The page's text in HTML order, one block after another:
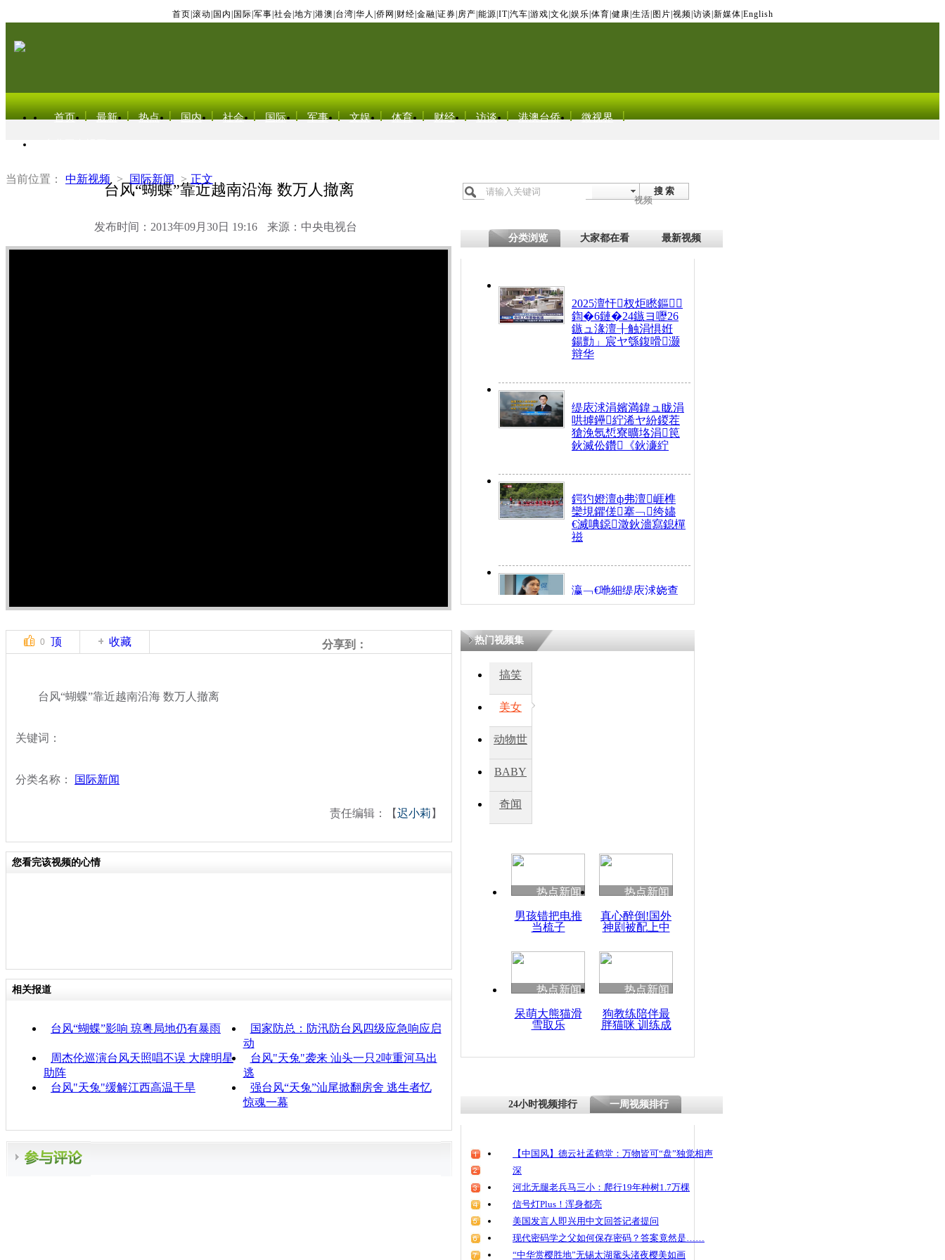
首页 滚动 国内 国际 军事 社会 地方 港澳 台湾 华人 侨网 财经 金融 证券 房产 能源 IT| 汽车 游戏 文化 娱乐 体育 健康 生活 图片 视频 访谈 新媒体 English
首页 最新 热点 国内 社会 国际 军事 文娱 体育 财经 访谈 港澳台侨 微视界
当前位置： 中新视频 > 国际新闻 > 正文
台风“蝴蝶”靠近越南沿海 数万人撤离
发布时间：2013年09月30日 19:16 来源：中央电视台
搜 索
视频
分类浏览 大家都在看 最新视频
2025澶忓杈炬矁鏂
鍧�6鏈�24鏃ヨ嚦26
鏃ュ湪澶╂触涓惧姙
鍚勯」宸ヤ綔鍑嗗灏
辩华
缇庡浗涓嬪満鍏ュ眬涓
哄摢鑸紵浠ヤ紛鍐茬
獊浼氬惁寮曠垎涓笢
鈥滅伀鑽《鈥濓紵
鍔犳嬁澶ф弗澶崕榫
欒垷鑺傞搴﹁绔嬧
€滅唺鐚澂鈥濇寫鎴樿
禌
瀛﹁€咃細缇庡浗娆查
€间笢鍗椾簹涓庝腑鍥
瘑灞€
0 顶 收藏 分享到：
台风“蝴蝶”靠近越南沿海 数万人撤离
关键词：
分类名称： 国际新闻
责任编辑：【迟小莉 】
您看完该视频的心情
相关报道
台风“蝴蝶”影响 琼粤局地仍有暴雨
国家防总：防汛防台风四级应急响应启
动
周杰伦巡演台风天照唱不误 大牌明星
助阵
台风"天兔"袭来 汕头一只2吨重河马出
逃
台风"天兔"缓解江西高温干旱
强台风“天兔”汕尾掀翻房舍 逃生者忆
惊魂一幕
热门视频集
搞笑
美女
动物世
BABY
秀
奇闻
热点新闻
男孩错把电推
当梳子
热点新闻
真心醉倒!国外
神剧被配上中
热点新闻
呆萌大熊猫滑
雪取乐
热点新闻
狗教练陪伴最
胖猫咪 训练成
24小时视频排行 一周视频排行
【中国风】德云社孟鹤堂：万物皆可“盘”独觉相声
深
河北无腿老兵马三小：爬行19年种树1.7万棵
信号灯Plus！浑身都亮
美国发言人即兴用中文回答记者提问
现代密码学之父如何保存密码？答案竟然是……
“中华赏樱胜地”无锡太湖鼋头渚夜樱美如画